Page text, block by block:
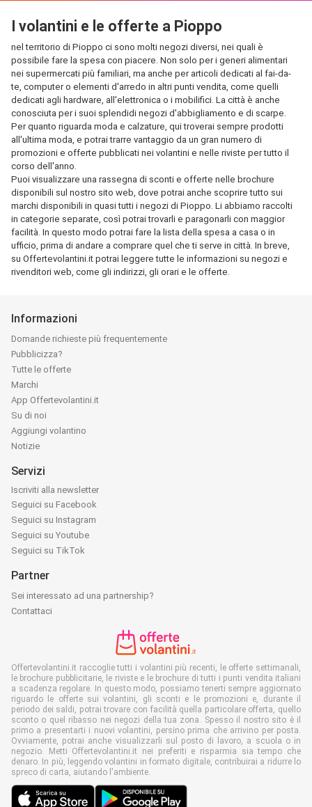
I volantini e le offerte a Pioppo
nel territorio di Pioppo ci sono molti negozi diversi, nei quali è
possibile fare la spesa con piacere. Non solo per i generi alimentari
nei supermercati più familiari, ma anche per articoli dedicati al fai-da-
te, computer o elementi d'arredo in altri punti vendita, come quelli
dedicati agli hardware, all'elettronica o i mobilifici. La città è anche
conosciuta per i suoi splendidi negozi d'abbigliamento e di scarpe.
Per quanto riguarda moda e calzature, qui troverai sempre prodotti
all'ultima moda, e potrai trarre vantaggio da un gran numero di
promozioni e offerte pubblicati nei volantini e nelle riviste per tutto il
corso dell'anno.
Puoi visualizzare una rassegna di sconti e offerte nelle brochure
disponibili sul nostro sito web, dove potrai anche scoprire tutto sui
marchi disponibili in quasi tutti i negozi di Pioppo. Li abbiamo raccolti
in categorie separate, così potrai trovarli e paragonarli con maggior
facilità. In questo modo potrai fare la lista della spesa a casa o in
ufficio, prima di andare a comprare quel che ti serve in città. In breve,
su Offertevolantini.it potrai leggere tutte le informazioni su negozi e
rivenditori web, come gli indirizzi, gli orari e le offerte.
Informazioni
Domande richieste più frequentemente
Pubblicizza?
Tutte le offerte
Marchi
App Offertevolantini.it
Su di noi
Aggiungi volantino
Notizie
Servizi
Iscriviti alla newsletter
Seguici su Facebook
Seguici su Instagram
Seguici su Youtube
Seguici su TikTok
Partner
Sei interessato ad una partnership?
Contattaci
Offertevolantini.it raccoglie tutti i volantini più recenti, le offerte settimanali,
le brochure pubblicitarie, le riviste e le brochure di tutti i punti vendita italiani
a scadenza regolare. In questo modo, possiamo tenerti sempre aggiornato
riguardo le offerte sui volantini, gli sconti e le promozioni e, durante il
periodo dei saldi, potrai trovare con facilità quella particolare offerta, quello
sconto o quel ribasso nei negozi della tua zona. Spesso il nostro sito è il
primo a presentarti i nuovi volantini, persino prima che arrivino per posta.
Ovviamente, potrai anche visualizzarli sul posto di lavoro, a scuola o in
negozio. Metti Offertevolantini.it nei preferiti e risparmia sia tempo che
denaro. In più, leggendo volantini in formato digitale, contribuirai a ridurre lo
spreco di carta, aiutando l'ambiente.